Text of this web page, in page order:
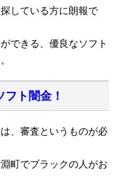
している方に朗報で
できる、優良なソフト
ト闇金！
、審査というものが必
町でブラックの人がお